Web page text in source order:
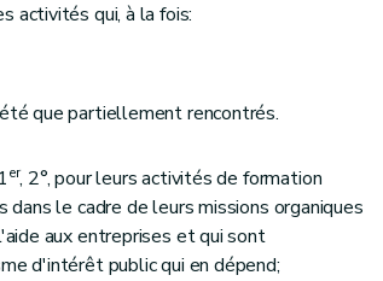
activités qui, à la fois:
que partiellement rencontrés.
er, 2°, pour leurs activités de formation
le cadre de leurs missions organiques
aux entreprises et qui sont
d'intérêt public qui en dépend;